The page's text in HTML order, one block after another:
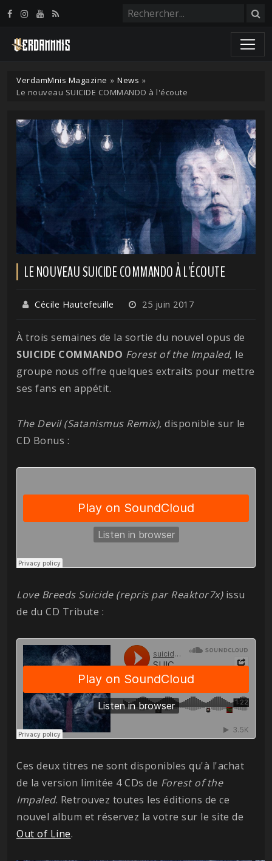
VerdamMnis Magazine » News »
Le nouveau SUICIDE COMMANDO à l'écoute
LE NOUVEAU SUICIDE COMMANDO À L'ÉCOUTE
Cécile Hautefeuille 25 juin 2017
À trois semaines de la sortie du nouvel opus de
SUICIDE COMMANDO Forest of the Impaled, le
groupe nous offre quelques extraits pour mettre
ses fans en appétit.
The Devil (Satanismus Remix), disponible sur le
CD Bonus :
Love Breeds Suicide (repris par Reaktor7x)issu
de du CD Tribute :
Ces deux titres ne sont disponibles qu'à l'achat
de la version limitée 4 CDs de Forest of the
Impaled. Retrouvez toutes les éditions de ce
nouvel album et réservez la votre sur le site de
Out of Line.
Panneau de gestion des cookies